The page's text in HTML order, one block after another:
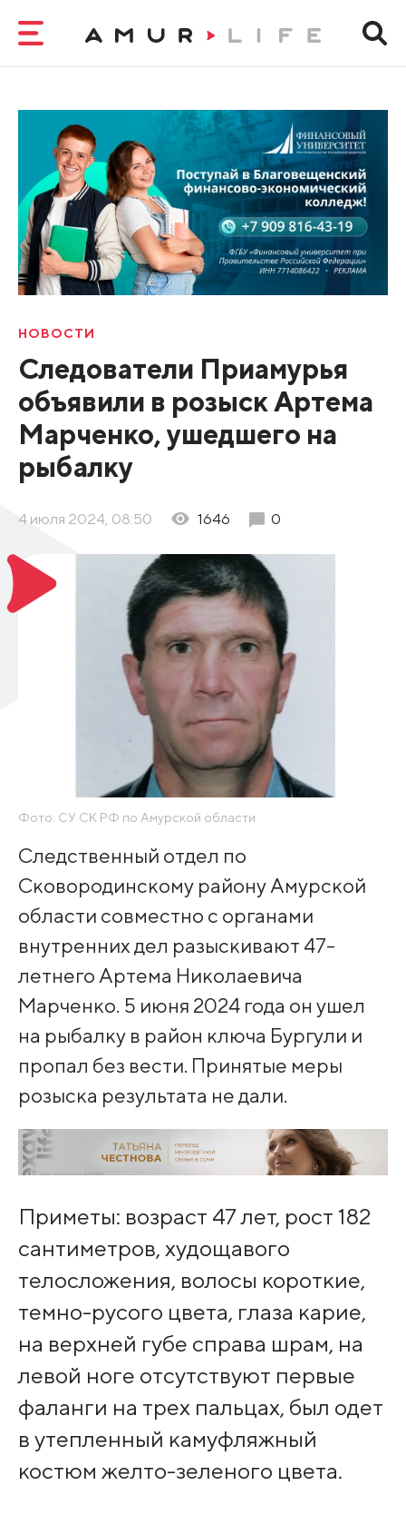
НОВОСТИ
Следователи Приамурья
объявили в розыск Артема
Марченко, ушедшего на
рыбалку
4 июля 2024, 08:50 1646 0
Фото: СУ СК РФ по Амурской области
Следственный отдел по
Сковородинскому району Амурской
области совместно с органами
внутренних дел разыскивают 47-
летнего Артема Николаевича
Марченко. 5 июня 2024 года он ушел
на рыбалку в район ключа Бургули и
пропал без вести. Принятые меры
розыска результата не дали.
Приметы: возраст 47 лет, рост 182
сантиметров, худощавого
телосложения, волосы короткие,
темно-русого цвета, глаза карие,
на верхней губе справа шрам, на
левой ноге отсутствуют первые
фаланги на трех пальцах, был одет
в утепленный камуфляжный
костюм желто-зеленого цвета.